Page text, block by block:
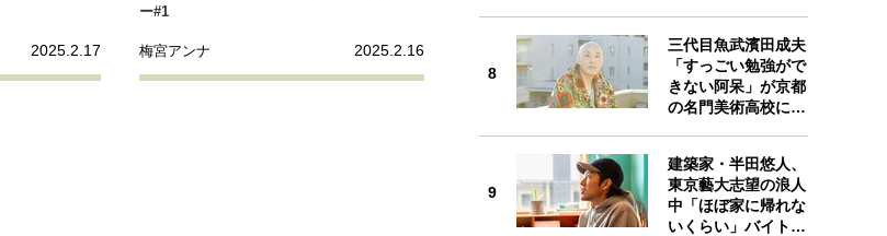
2025.2.17
ー#1
梅宮アンナ 2025.2.16
8
三代目魚武濱田成夫
「すっごい勉強がで
きない阿呆」が京都
の名門美術高校に…
9
建築家・半田悠人、
東京藝大志望の浪人
中「ほぼ家に帰れな
いくらい」バイト…